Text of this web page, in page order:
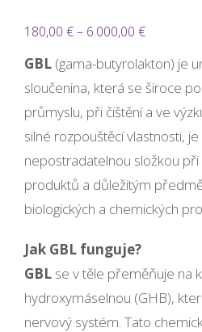
z 5
základě
hodnocení
zákazníků
180,00 €– 6.000,00 €Rozpětí
cen:
180,00 €
6.000,00 €
GBL (gama-butyrolakton) je
sloučenina, která se široce
průmyslu, při čištění a ve
silné rozpouštěcí vlastnosti, je
nepostradatelnou složkou
produktů a důležitým
biologických a chemických
Jak GBL funguje?
GBL se v těle přeměňuje na
hydroxymáselnou (GHB),
nervový systém. Tato